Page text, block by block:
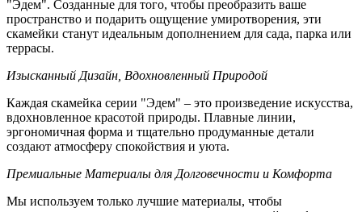
"Эдем". Созданные для того, чтобы преобразить ваше
пространство и подарить ощущение умиротворения, эти
скамейки станут идеальным дополнением для сада, парка или
террасы.
Изысканный Дизайн, Вдохновленный Природой
Каждая скамейка серии "Эдем" – это произведение искусства,
вдохновленное красотой природы. Плавные линии,
эргономичная форма и тщательно продуманные детали
создают атмосферу спокойствия и уюта.
Премиальные Материалы для Долговечности и Комфорта
Мы используем только лучшие материалы, чтобы